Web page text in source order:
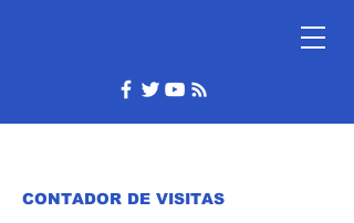
CONTADOR DE VISITAS